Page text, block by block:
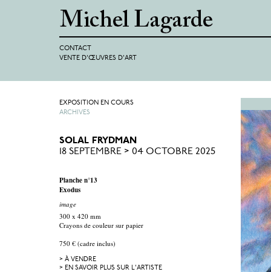
CONTACT
VENTE D'ŒUVRES D'ART
EXPOSITION EN COURS
ARCHIVES
SOLAL FRYDMAN
18 SEPTEMBRE > 04 OCTOBRE 2025
Planche n°13
Exodus
image
300 x 420 mm
Crayons de couleur sur papier
750 € (cadre inclus)
> À VENDRE
> EN SAVOIR PLUS SUR L'ARTISTE